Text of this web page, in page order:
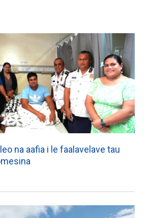
na aafia i le faalavelave tau